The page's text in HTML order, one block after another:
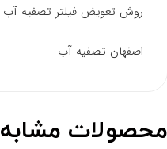
روش تعویض فیلتر تصفیه آب
اصفهان تصفیه آب
محصولات مشابه